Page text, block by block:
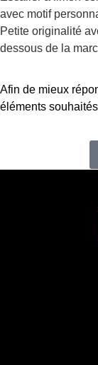
avec motif
Petite originalité
dessous de la
Afin de mieux
éléments